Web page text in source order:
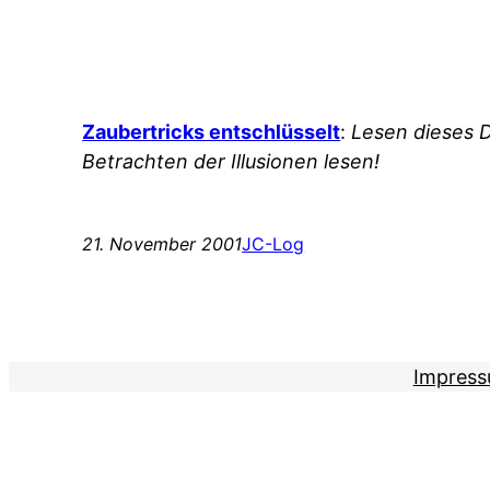
Zaubertricks entschlüsselt:Lesen dieses
Betrachten der Illusionen lesen!
21. November 2001JC-Log